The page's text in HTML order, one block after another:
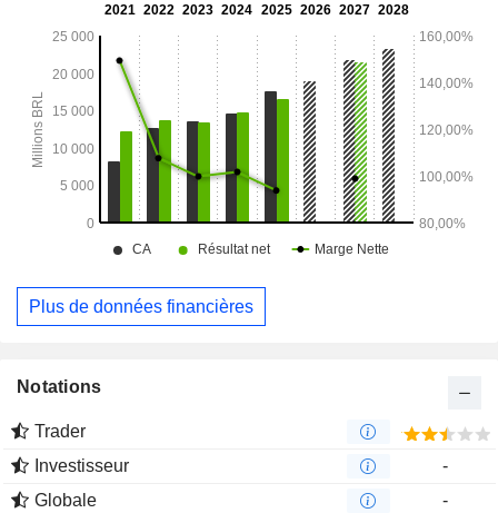
Plus de données financières
Notations
Trader
Investisseur
-
Globale
-